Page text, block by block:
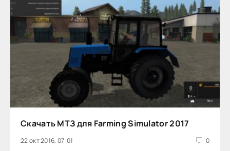
Скачать МТЗ для Farming Simulator 2017
22 окт 2016, 07:01 0